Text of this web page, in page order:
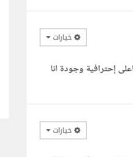
خيارات
إحترافية وجودة انا
خيارات